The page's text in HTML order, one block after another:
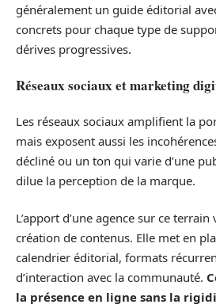
généralement un guide éditorial
concrets pour chaque type de
dérives progressives.
Réseaux sociaux et marketing
Les réseaux sociaux amplifient la
mais exposent aussi les
décliné ou un ton qui varie d’une
dilue la perception de la marque.
L’apport d’une agence sur ce
création de contenus. Elle met en
calendrier éditorial, formats
d’interaction avec la communauté.
la présence en ligne sans la